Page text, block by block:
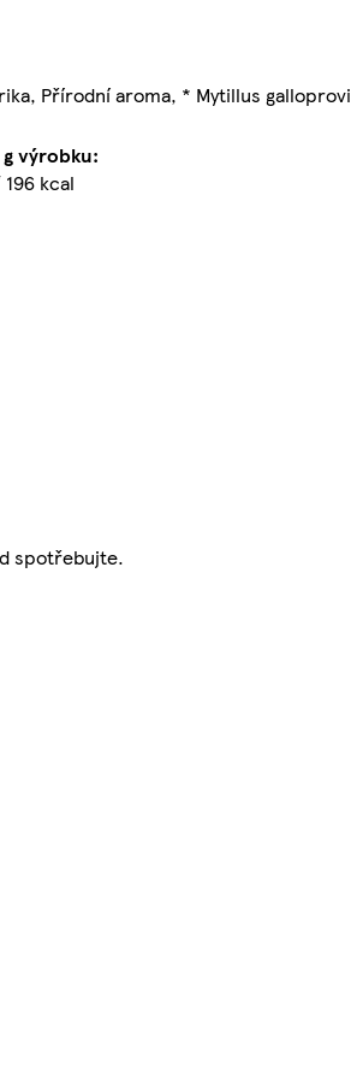
Přírodní aroma, * Mytillus
g výrobku:
kcal
spotřebujte.